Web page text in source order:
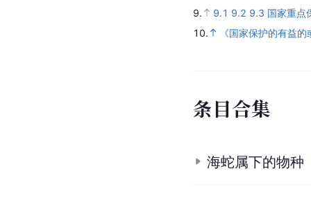
9.
9.1 9.2 9.3 国家重点
10.
《国家保护的有益
条目合集
海蛇属下的物种